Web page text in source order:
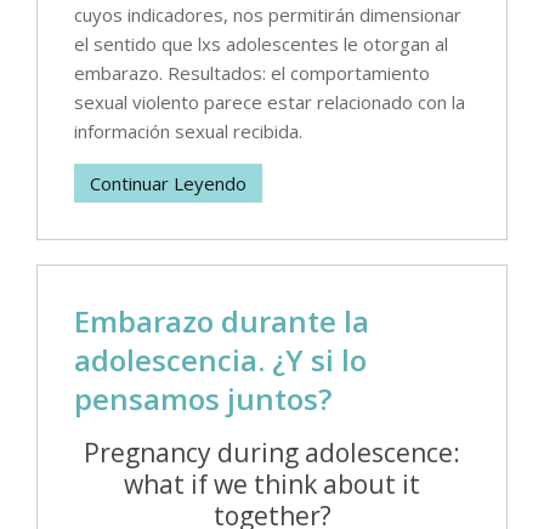
cuyos indicadores, nos permitirán dimensionar
el sentido que lxs adolescentes le otorgan al
embarazo. Resultados: el comportamiento
sexual violento parece estar relacionado con la
información sexual recibida.
Continuar Leyendo
Embarazo durante la
adolescencia. ¿Y si lo
pensamos juntos?
Pregnancy during adolescence:
what if we think about it
together?